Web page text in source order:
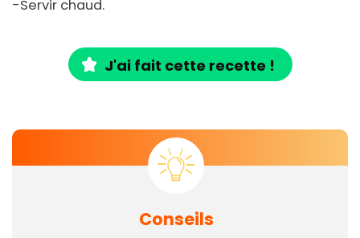
-Servir chaud.
J'ai fait cette recette !
Conseils